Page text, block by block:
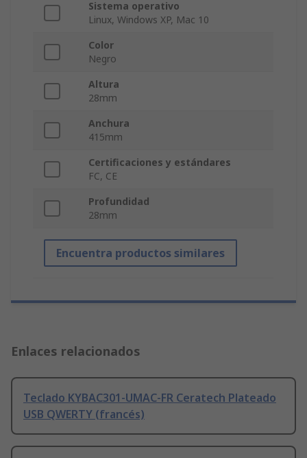
Sistema operativo
Linux, Windows XP, Mac 10
Color
Negro
Altura
28mm
Anchura
415mm
Certificaciones y estándares
FC, CE
Profundidad
28mm
Encuentra productos similares
Enlaces relacionados
Teclado KYBAC301-UMAC-FR Ceratech Plateado
USB QWERTY (francés)